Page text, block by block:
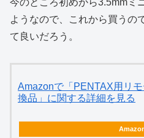
今のところ初めから3.5mmミ
ようなので、これから買うの
て良いだろう。
Amazonで「PENTAX用リ
換品」に関する詳細を見る